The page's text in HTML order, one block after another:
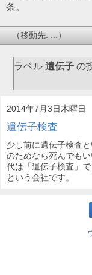
条。
ラベル 遺伝子の
2014年7月3日木曜日
遺伝子検査
少し前に遺伝子検査
のためなら死んでも
代は「遺伝子検査」
という会社です。